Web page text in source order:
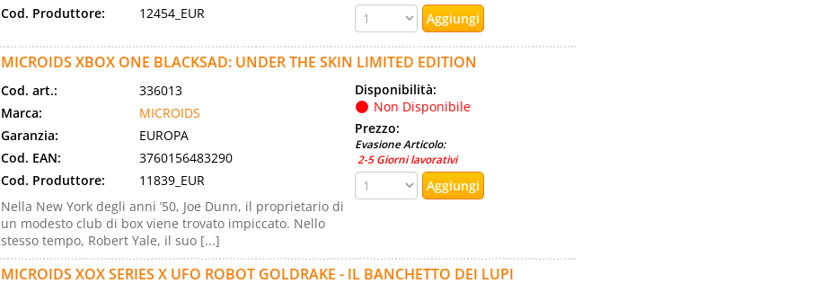
Cod. Produttore:
12454_EUR
MICROIDS XBOX ONE BLACKSAD: UNDER THE SKIN LIMITED EDITION
Cod. art.:
336013
Marca:
MICROIDS
Garanzia:
EUROPA
Cod. EAN:
3760156483290
Cod. Produttore:
11839_EUR
Nella New York degli anni ’50, Joe Dunn, il proprietario di
un modesto club di box viene trovato impiccato. Nello
stesso tempo, Robert Yale, il suo [...]
Disponibilità:
Non Disponibile
Prezzo:
Evasione Articolo:
2-5 Giorni lavorativi
MICROIDS XOX SERIES X UFO ROBOT GOLDRAKE - IL BANCHETTO DEI LUPI